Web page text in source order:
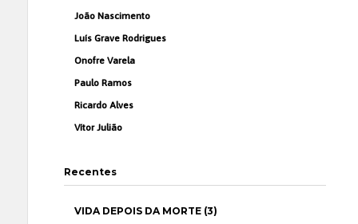
João Nascimento
Luís Grave Rodrigues
Onofre Varela
Paulo Ramos
Ricardo Alves
Vítor Julião
Recentes
VIDA DEPOIS DA MORTE (3)